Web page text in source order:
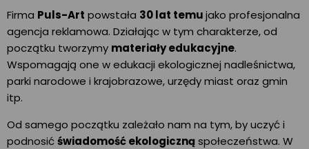
Firma Puls-Art powstała 30 lat temujako profesjonalna
agencja reklamowa. Działając w tym charakterze, od
początku tworzymy materiały edukacyjne.
Wspomagają one w edukacji ekologicznej nadleśnictwa,
parki narodowe i krajobrazowe, urzędy miast oraz gmin
itp.
Od samego początku zależało nam na tym, by uczyć i
podnosićświadomość ekologicznąspołeczeństwa. W